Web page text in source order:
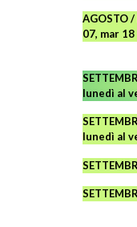
AGOSTO/
07, mar 18
lunedì al
lunedì al